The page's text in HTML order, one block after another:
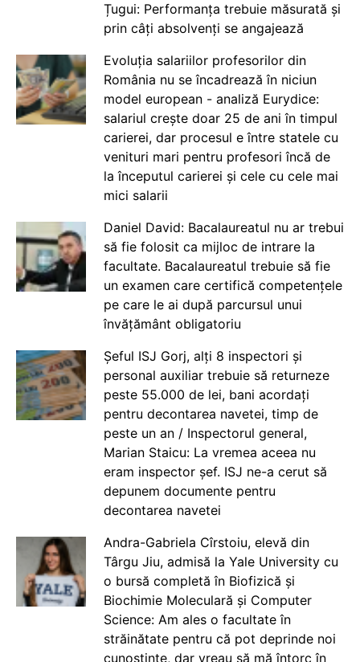
Țugui: Performanța trebuie măsurată și
prin câți absolvenți se angajează
Evoluția salariilor profesorilor din
România nu se încadrează în niciun
model european - analiză Eurydice:
salariul crește doar 25 de ani în timpul
carierei, dar procesul e între statele cu
venituri mari pentru profesori încă de
la începutul carierei și cele cu cele mai
mici salarii
Daniel David: Bacalaureatul nu ar trebui
să fie folosit ca mijloc de intrare la
facultate. Bacalaureatul trebuie să fie
un examen care certifică competențele
pe care le ai după parcursul unui
învățământ obligatoriu
Șeful ISJ Gorj, alți 8 inspectori și
personal auxiliar trebuie să returneze
peste 55.000 de lei, bani acordați
pentru decontarea navetei, timp de
peste un an / Inspectorul general,
Marian Staicu: La vremea aceea nu
eram inspector șef. ISJ ne-a cerut să
depunem documente pentru
decontarea navetei
Andra-Gabriela Cîrstoiu, elevă din
Târgu Jiu, admisă la Yale University cu
o bursă completă în Biofizică și
Biochimie Moleculară și Computer
Science: Am ales o facultate în
străinătate pentru că pot deprinde noi
cunoștințe, dar vreau să mă întorc în